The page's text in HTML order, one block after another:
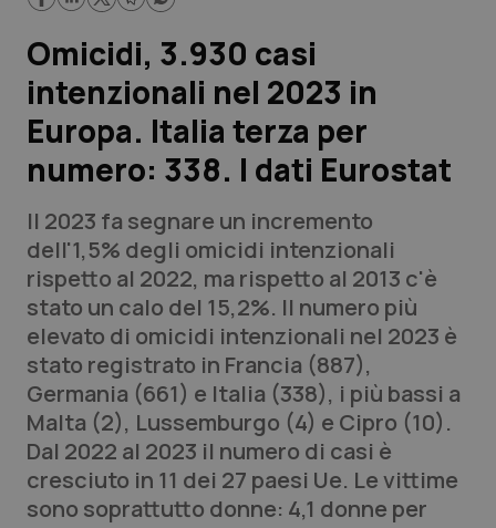
Lavoro e Professioni
Scienza e Farmaci
Studi e Analisi
Lettere al direttore
Edizioni Regionali
QS Pro
Professionisti Sanitari.AI
Abruzzo
Basilicata
QS Pro Gold
Artrite & artrosi
QS Club Newsletter
Omicidi, 3.930 casi
intenzionali nel 2023 in
Europa. Italia terza per
numero: 338. I dati Eurostat
Il 2023 fa segnare un incremento
dell'1,5% degli omicidi intenzionali
rispetto al 2022, ma rispetto al 2013 c'è
stato un calo del 15,2%. Il numero più
elevato di omicidi intenzionali nel 2023 è
stato registrato in Francia (887),
Germania (661) e Italia (338), i più bassi a
Malta (2), Lussemburgo (4) e Cipro (10).
Dal 2022 al 2023 il numero di casi è
cresciuto in 11 dei 27 paesi Ue. Le vittime
sono soprattutto donne: 4,1 donne per